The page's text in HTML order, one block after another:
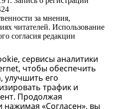
за мнения,
читателей. Использование
согласия редакции
сервисы аналитики
чтобы обеспечить
улучшить его
трафик и
Продолжая
нажимая «Согласен», вы